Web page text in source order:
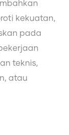
kekuatan,
pada
teknis,
atau